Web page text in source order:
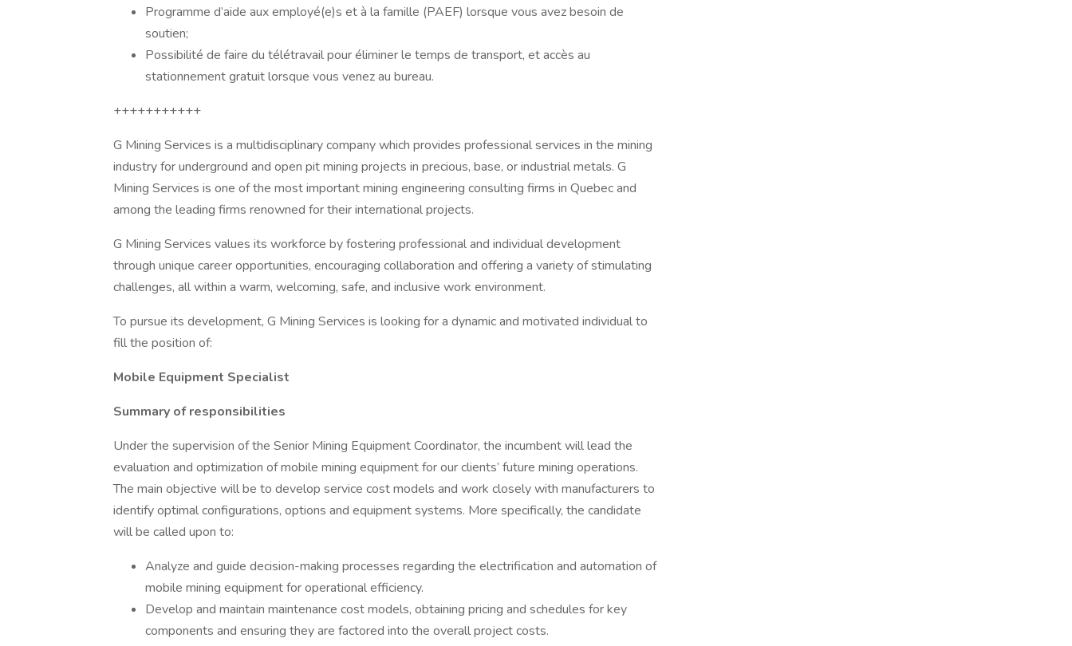
Programme d’aide aux employé(e)s et à la famille (PAEF) lorsque vous avez besoin de
soutien;
Possibilité de faire du télétravail pour éliminer le temps de transport, et accès au
stationnement gratuit lorsque vous venez au bureau.
+++++++++++
G Mining Services is a multidisciplinary company which provides professional services in the mining
industry for underground and open pit mining projects in precious, base, or industrial metals. G
Mining Services is one of the most important mining engineering consulting firms in Quebec and
among the leading firms renowned for their international projects.
G Mining Services values its workforce by fostering professional and individual development
through unique career opportunities, encouraging collaboration and offering a variety of stimulating
challenges, all within a warm, welcoming, safe, and inclusive work environment.
To pursue its development, G Mining Services is looking for a dynamic and motivated individual to
fill the position of:
Mobile Equipment Specialist
Summary of responsibilities
Under the supervision of the Senior Mining Equipment Coordinator, the incumbent will lead the
evaluation and optimization of mobile mining equipment for our clients’ future mining operations.
The main objective will be to develop service cost models and work closely with manufacturers to
identify optimal configurations, options and equipment systems. More specifically, the candidate
will be called upon to:
Analyze and guide decision-making processes regarding the electrification and automation of
mobile mining equipment for operational efficiency.
Develop and maintain maintenance cost models, obtaining pricing and schedules for key
components and ensuring they are factored into the overall project costs.